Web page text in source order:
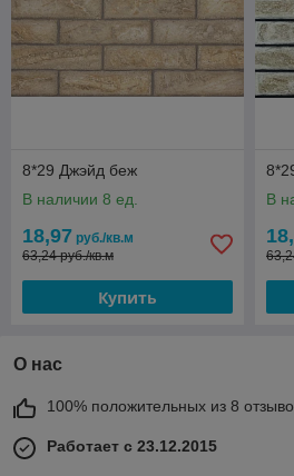
8*29 Джэйд беж
В наличии 8 ед.
18,97 руб./кв.м
63,24 руб./кв.м
Купить
В
О нас
100% положительных из 8
Работает с 23.12.2015